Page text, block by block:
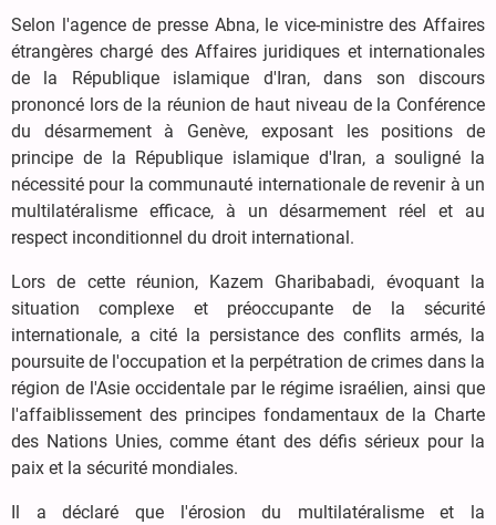
Selon l'agence de presse Abna, le vice-ministre des Affaires
étrangères chargé des Affaires juridiques et internationales
de la République islamique d'Iran, dans son discours
prononcé lors de la réunion de haut niveau de la Conférence
du désarmement à Genève, exposant les positions de
principe de la République islamique d'Iran, a souligné la
nécessité pour la communauté internationale de revenir à un
multilatéralisme efficace, à un désarmement réel et au
respect inconditionnel du droit international.
Lors de cette réunion, Kazem Gharibabadi, évoquant la
situation complexe et préoccupante de la sécurité
internationale, a cité la persistance des conflits armés, la
poursuite de l'occupation et la perpétration de crimes dans la
région de l'Asie occidentale par le régime israélien, ainsi que
l'affaiblissement des principes fondamentaux de la Charte
des Nations Unies, comme étant des défis sérieux pour la
paix et la sécurité mondiales.
Il a déclaré que l'érosion du multilatéralisme et la